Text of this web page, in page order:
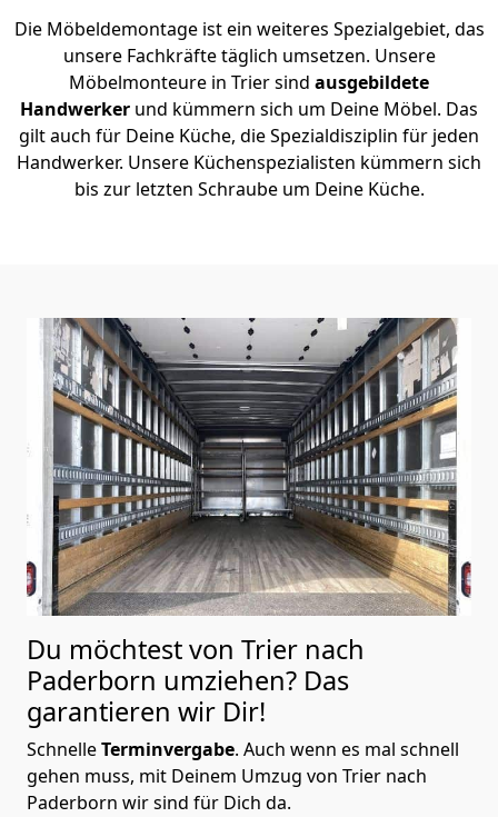
Die Möbeldemontage ist ein weiteres Spezialgebiet, das
unsere Fachkräfte täglich umsetzen. Unsere
Möbelmonteure in Trier sind ausgebildete
Handwerker und kümmern sich um Deine Möbel. Das
gilt auch für Deine Küche, die Spezialdisziplin für jeden
Handwerker. Unsere Küchenspezialisten kümmern sich
bis zur letzten Schraube um Deine Küche.
Du möchtest von Trier nach
Paderborn umziehen? Das
garantieren wir Dir!
SchnelleTerminvergabe. Auch wenn es mal schnell
gehen muss, mit Deinem Umzug von Trier nach
Paderborn wir sind für Dich da.